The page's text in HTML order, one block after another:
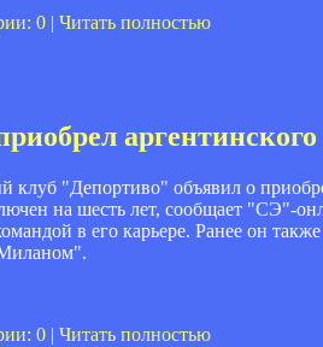
0 | Читать полностью
клуб "Депортиво" объявил о
на шесть лет, сообщает "СЭ"-
в его карьере. Ранее он
0 | Читать полностью